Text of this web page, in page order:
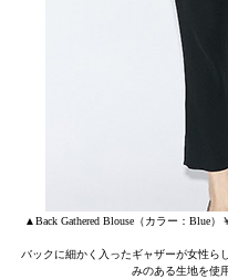
▲Back Gathered Blouse（カラー：Blue
バックに細かく入ったギャザーが女性ら
みのある生地を使